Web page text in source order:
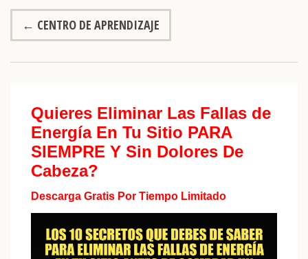
← CENTRO DE APRENDIZAJE